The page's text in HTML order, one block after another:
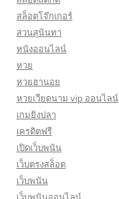
สล็อตโจ๊กเกอร์
สวนสุนันทา
หนังออนไลน์
หวย
หวยฮานอย
หวยเวียดนาม vip ออนไลน์
เกมยิงปลา
เครดิตฟรี
เปิดเว็บพนัน
เว็บตรงสล็อต
เว็บพนัน